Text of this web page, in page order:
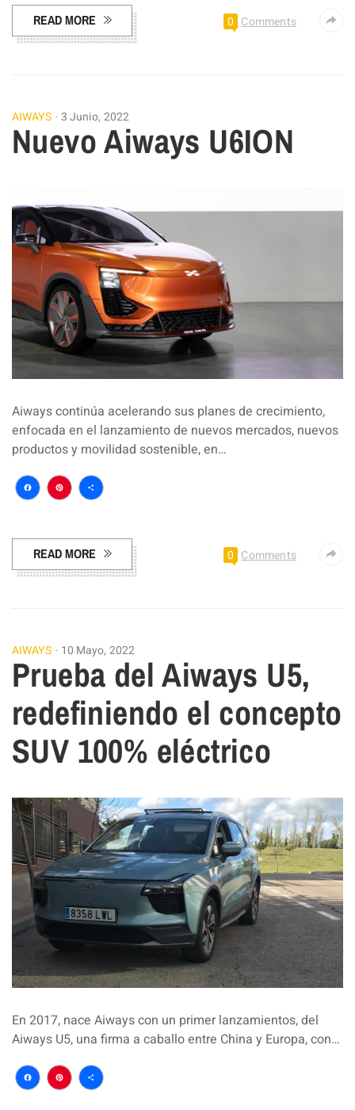
READ MORE 0 Comments
AIWAYS 3 Junio, 2022
Nuevo Aiways U6ION
Aiways continúa acelerando sus planes de crecimiento,
enfocada en el lanzamiento de nuevos mercados, nuevos
productos y movilidad sostenible, en…
Facebook
Pinterest
Compartir
READ MORE 0 Comments
AIWAYS 10 Mayo, 2022
Prueba del Aiways U5,
redefiniendo el concepto
SUV 100% eléctrico
En 2017, nace Aiways con un primer lanzamientos, del
Aiways U5, una firma a caballo entre China y Europa, con…
Facebook
Pinterest
Compartir